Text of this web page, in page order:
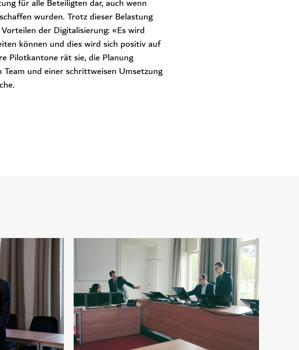
für alle Beteiligten dar, auch wenn
wurden. Trotz dieser Belastung
der Digitalisierung: «Es wird
können und dies wird sich positiv auf
Pilotkantone rät sie, die Planung
und einer schrittweisen Umsetzung